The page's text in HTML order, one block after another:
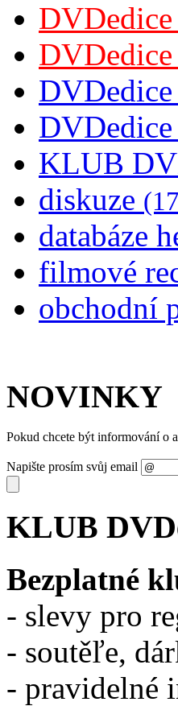
DVDedice
DVDedice
KLUB
diskuze
databáze
filmové
obchodní
NOVINKY
Pokud chcete být informování o
Napište prosím svůj email
KLUB
Bezplatné
- slevy pro
- soutěľe,
- pravidelné